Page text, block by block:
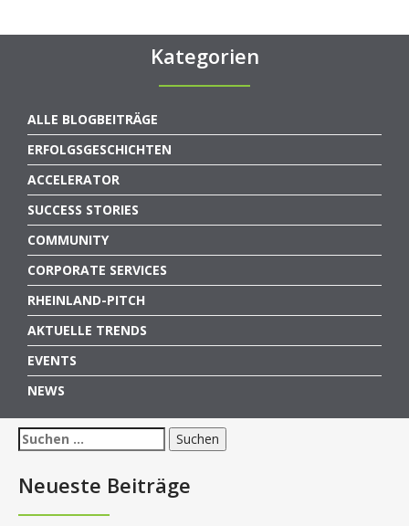
Kategorien
ALLE BLOGBEITRÄGE
ERFOLGSGESCHICHTEN
ACCELERATOR
SUCCESS STORIES
COMMUNITY
CORPORATE SERVICES
RHEINLAND-PITCH
AKTUELLE TRENDS
EVENTS
NEWS
Suchen
nach:
Neueste Beiträge